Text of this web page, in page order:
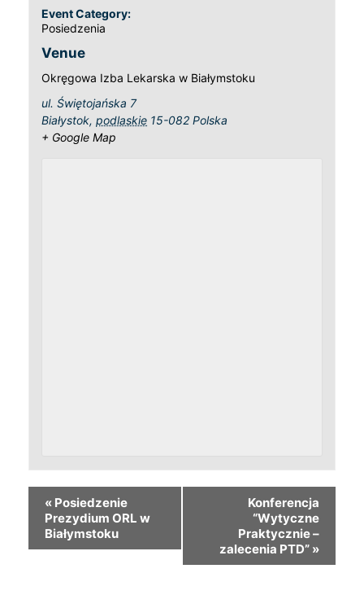
Event Category:
Posiedzenia
Venue
Okręgowa Izba Lekarska w Białymstoku
ul. Świętojańska 7
Białystok, podlaskie 15-082 Polska
+ Google Map
« Posiedzenie
Prezydium ORL w
Białymstoku
Konferencja
“Wytyczne
Praktycznie –
zalecenia PTD” »